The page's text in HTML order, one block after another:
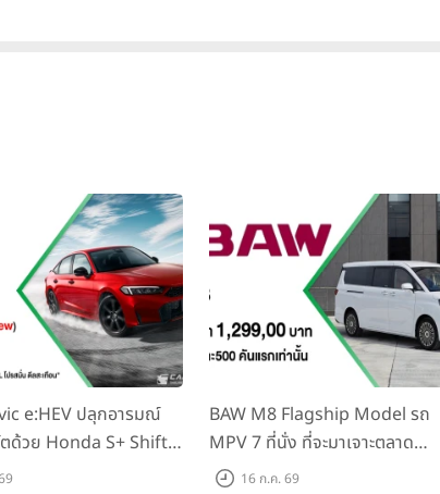
รส่งออกรถยนต์ทุก ๆ 29 วินาที และมีผลประกอบการที่โดดเด่
เทียบกับปีก่อน โดย CHERY Automobile Co., Ltd. สร้างป
รถยนต์พลังงานใหม่ (NEV) พุ่งสูงถึง 63,169 คัน เติบโต
ของปีที่แล้ว
เนื่อง มีฐานลูกค้ารวม 16.7 ล้านคนทั่วโลก โดย 4.94 ล้านคน
ยีผ่านนวัตกรรมต่าง ๆ รวมถึงเครื่องยนต์ SHS (Super
รอบต่อนาที และระบบหุ่นยนต์อัจฉริยะขั้นสูง
e:HEV ปลุกอารมณ์
ด้วย Honda S+ Shift
ทย! พร้อมเพิ่ม Blind
BAW M8 Flagship Model รถ
MPV 7 ที่นั่ง ที่จะมาเจาะตลาด
ครอบครัวและองค์กรยุคใหม่ เปิด
16 ก.ค. 69